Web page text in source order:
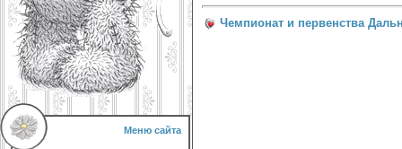
Меню сайта
Чемпионат и первенства